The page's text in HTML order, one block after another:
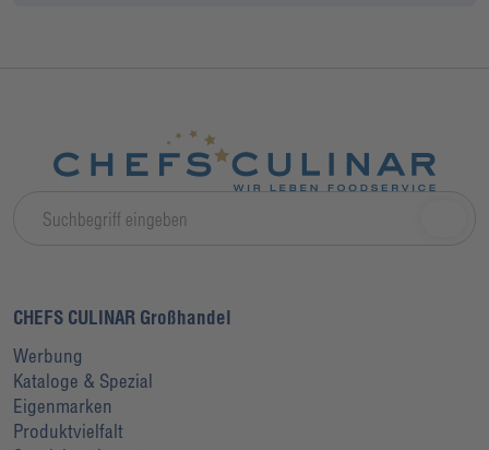
CHEFS CULINAR Großhandel
Werbung
Kataloge & Spezial
Eigenmarken
Produktvielfalt